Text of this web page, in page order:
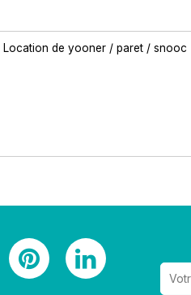
Location de yooner / paret / snooc